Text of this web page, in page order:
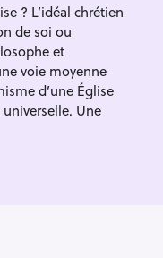
? L’idéal chrétien
de soi ou
et
voie moyenne
d’une Église
Une